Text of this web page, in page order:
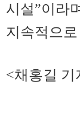
시설”이라
지속적으
<채홍길 기